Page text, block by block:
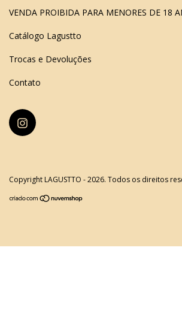
VENDA PROIBIDA PARA MENORES DE 18
Catálogo Lagustto
Trocas e Devoluções
Contato
Copyright LAGUSTTO - 2026. Todos os direitos